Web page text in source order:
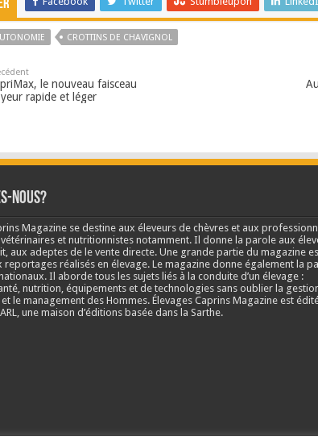
CROTTINS DE CHAVIGNOL
le nouveau faisceau
rapide et léger
nous?
Magazine se destine aux éleveurs de chèvres et aux
vétérinaires et nutritionnistes notamment. Il donne la parole aux
aux adeptes de le vente directe. Une grande partie du magazine
reportages réalisés en élevage. Le magazine donne également la
Il aborde tous les sujets liés à la conduite d’un élevage :
nutrition, équipements et de technologies sans oublier la
le management des Hommes. Élevages Caprins Magazine est
une maison d’éditions basée dans la Sarthe.